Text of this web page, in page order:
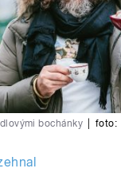
bochánky foto: